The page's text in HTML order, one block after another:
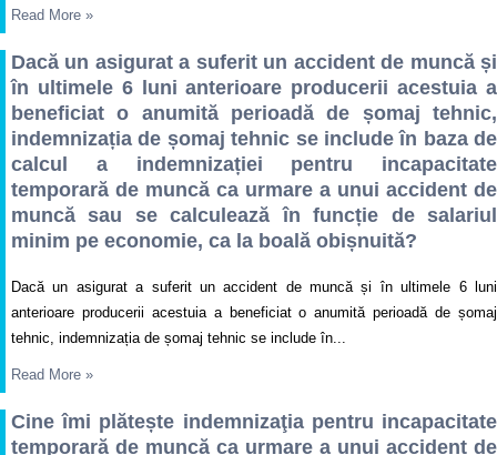
Read More »
Dacă un asigurat a suferit un accident de muncă și
în ultimele 6 luni anterioare producerii acestuia a
beneficiat o anumită perioadă de șomaj tehnic,
indemnizația de șomaj tehnic se include în baza de
calcul a indemnizației pentru incapacitate
temporară de muncă ca urmare a unui accident de
muncă sau se calculează în funcție de salariul
minim pe economie, ca la boală obișnuită?
Dacă un asigurat a suferit un accident de muncă și în ultimele 6 luni
anterioare producerii acestuia a beneficiat o anumită perioadă de șomaj
tehnic, indemnizația de șomaj tehnic se include în...
Read More »
Cine îmi plătește indemnizaţia pentru incapacitate
temporară de muncă ca urmare a unui accident de